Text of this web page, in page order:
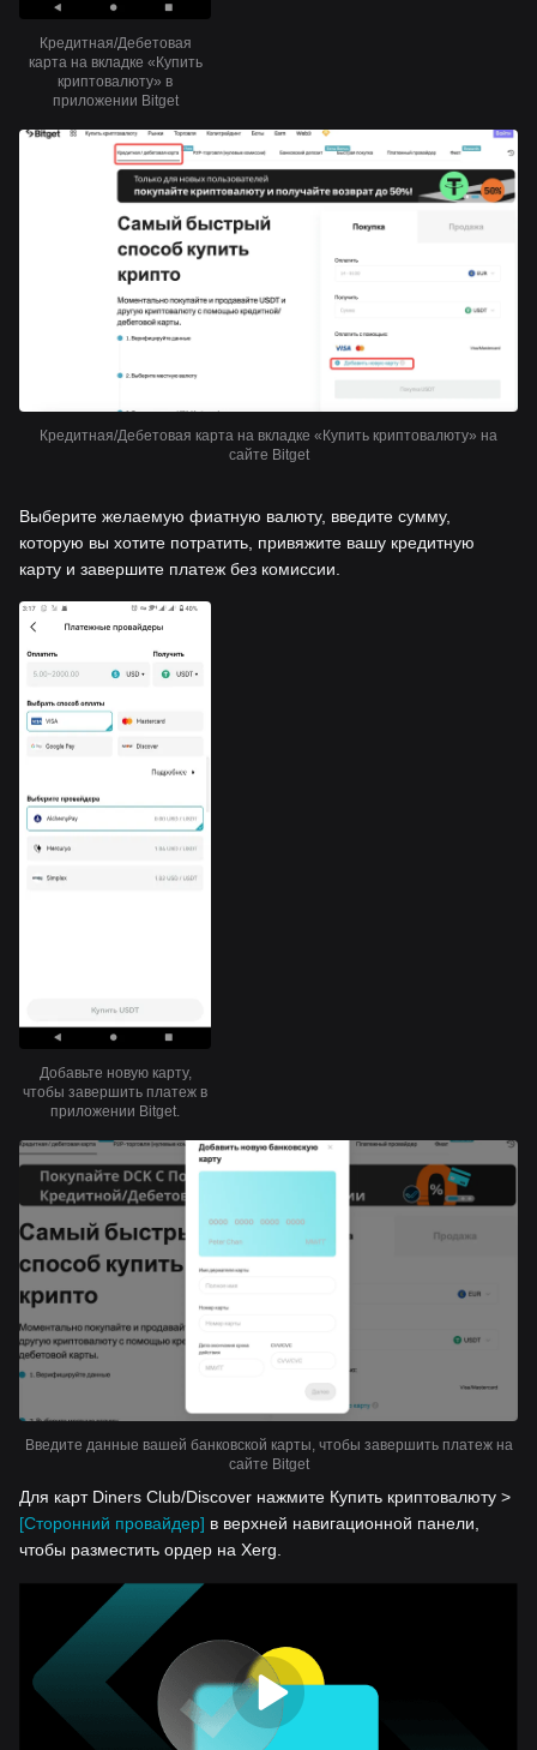
Кредитная/Дебетовая
карта на вкладке «Купить
криптовалюту» в
приложении Bitget
Кредитная/Дебетовая карта на вкладке «Купить криптовалюту» на
сайте Bitget
Выберите желаемую фиатную валюту, введите сумму,
которую вы хотите потратить, привяжите вашу кредитную
карту и завершите платеж без комиссии.
Добавьте новую карту,
чтобы завершить платеж в
приложении Bitget.
Введите данные вашей банковской карты, чтобы завершить платеж на
сайте Bitget
Для карт Diners Club/Discover нажмите Купить криптовалюту >
[Сторонний провайдер] в верхней навигационной панели,
чтобы разместить ордер на Xerg.